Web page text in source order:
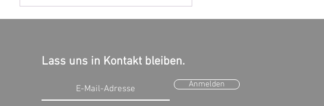
Lass uns in Kontakt bleiben.
Anmelden